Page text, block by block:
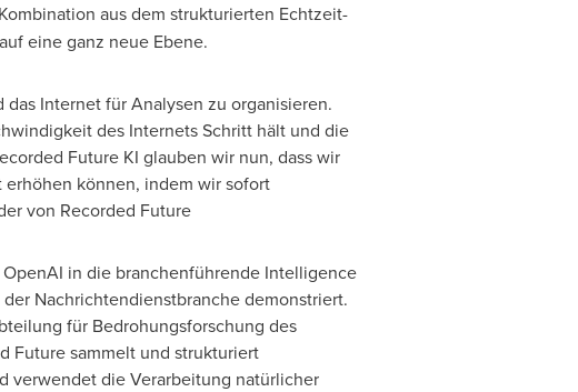
aus dem strukturierten Echtzeit-
eine ganz neue Ebene.
Internet für Analysen zu organisieren.
des Internets Schritt hält und die
Future KI glauben wir nun, dass wir
können, indem wir sofort
von Recorded Future
in die branchenführende Intelligence
Nachrichtendienstbranche demonstriert.
für Bedrohungsforschung des
Future sammelt und strukturiert
verwendet die Verarbeitung natürlicher